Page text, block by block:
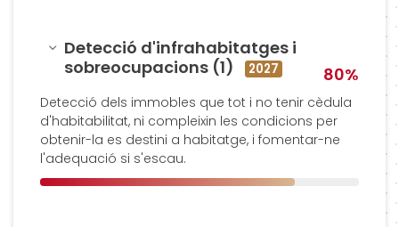
Amagar
Detecció d'infrahabitatges i
sobreocupacions (1)
2027 80%
Detecció dels immobles que tot i no tenir cèdula
d'habitabilitat, ni compleixin les condicions per
obtenir-la es destini a habitatge, i fomentar-ne
l'adequació si s'escau.